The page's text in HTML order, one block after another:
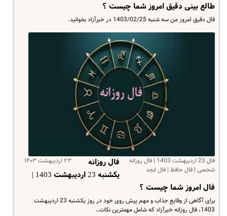
طالع بینی دقیق امروز شما چیست ؟
فال دقیق امروز من سه شنبه 1403/02/25 در خبرآزاد بخوانید.
فال 23 اردیبهشت 1403 | فال روزانه
شخصی | فال حافظ | فال ابجد
۲۳ اردیبهشت ۱۴۰۳
فال روزانه
یکشنبه 23 اردیبهشت 1403 |
فال امروز شما چیست ؟
برای آگاهی از وقایع جذاب و مهم پیش روی خود در روز یکشنبه 23 اردیبهشت
1403، فال روزانه خبرآزاد که شامل مهمترین نکات…